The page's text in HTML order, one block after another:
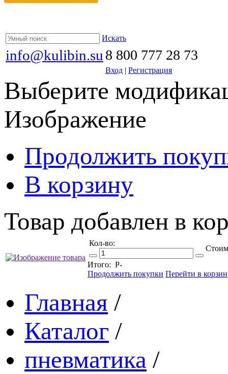
Искать
info@kulibin.su 8 800 777 28 73
Вход | Регистрация
Выберите
Изображение
Продолжить
В корзину
Товар добавлен в
Кол-во:
Итого: Р-
Продолжить покупки Перейти в
Главная /
Каталог /
пневматика /